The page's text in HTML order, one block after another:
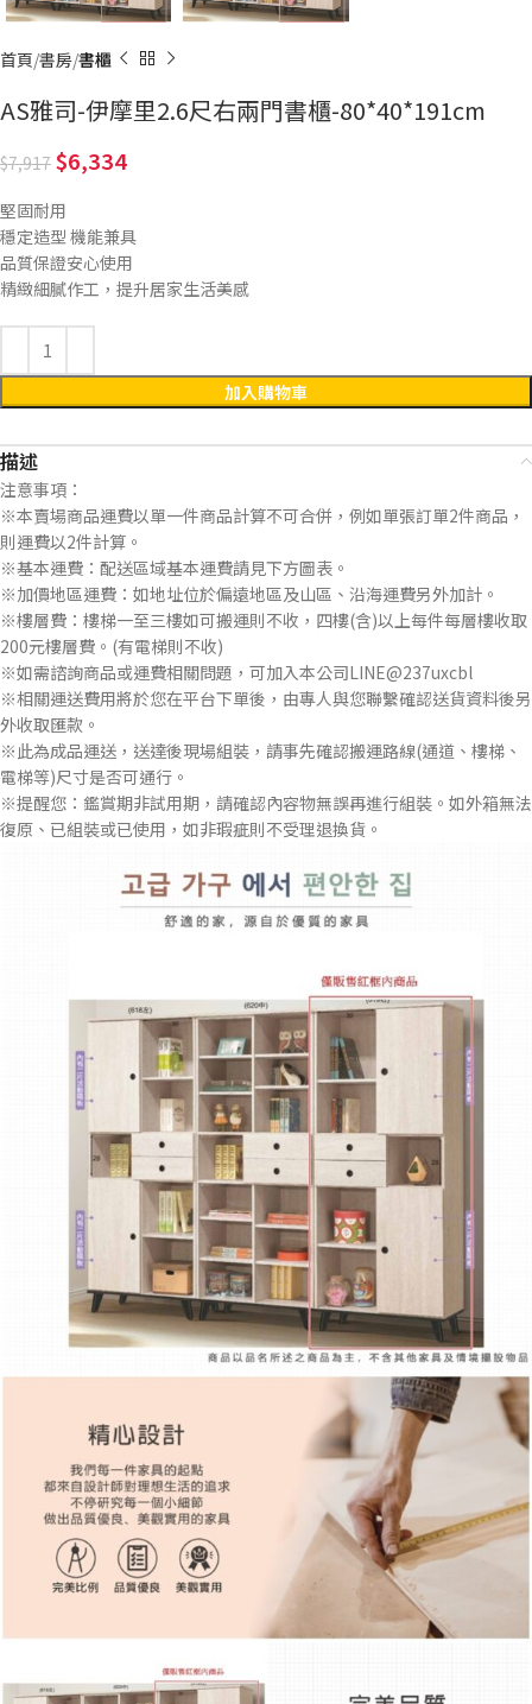
首頁 書房 書櫃
AS雅司-伊摩里2.6尺右兩門書櫃-80*40*191cm
7,917 6,334
堅固耐用
穩定造型 機能兼具
品質保證安心使用
精緻細膩作工，提升居家生活美感
加入購物車
描述
注意事項：
※本賣場商品運費以單一件商品計算不可合併，例如單張訂單2件商品，
則運費以2件計算。
※基本運費：配送區域基本運費請見下方圖表。
※加價地區運費：如地址位於偏遠地區及山區、沿海運費另外加計。
※樓層費：樓梯一至三樓如可搬運則不收，四樓(含)以上每件每層樓收取
200元樓層費。(有電梯則不收)
※如需諮詢商品或運費相關問題，可加入本公司LINE@237uxcbl
※相關運送費用將於您在平台下單後，由專人與您聯繫確認送貨資料後另
外收取匯款。
※此為成品運送，送達後現場組裝，請事先確認搬運路線(通道、樓梯、
電梯等)尺寸是否可通行。
※提醒您：鑑賞期非試用期，請確認內容物無誤再進行組裝。如外箱無法
復原、已組裝或已使用，如非瑕疵則不受理退換貨。